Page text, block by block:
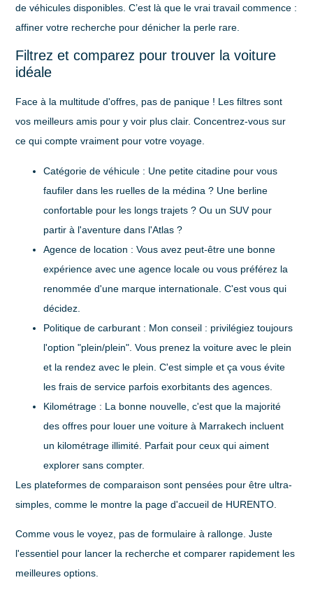
de véhicules disponibles. C’est là que le vrai travail commence :
affiner votre recherche pour dénicher la perle rare.
Filtrez et comparez pour trouver la voiture
idéale
Face à la multitude d'offres, pas de panique ! Les filtres sont
vos meilleurs amis pour y voir plus clair. Concentrez-vous sur
ce qui compte vraiment pour votre voyage.
Catégorie de véhicule : Une petite citadine pour vous
faufiler dans les ruelles de la médina ? Une berline
confortable pour les longs trajets ? Ou un SUV pour
partir à l'aventure dans l'Atlas ?
Agence de location : Vous avez peut-être une bonne
expérience avec une agence locale ou vous préférez la
renommée d'une marque internationale. C'est vous qui
décidez.
Politique de carburant : Mon conseil : privilégiez toujours
l'option"plein/plein" . Vous prenez la voiture avec le plein
et la rendez avec le plein. C'est simple et ça vous évite
les frais de service parfois exorbitants des agences.
Kilométrage : La bonne nouvelle, c'est que la majorité
des offres pour louer une voiture à Marrakech incluent
un kilométrage illimité . Parfait pour ceux qui aiment
explorer sans compter.
Les plateformes de comparaison sont pensées pour être ultra-
simples, comme le montre la page d'accueil de HURENTO.
Comme vous le voyez, pas de formulaire à rallonge. Juste
l'essentiel pour lancer la recherche et comparer rapidement les
meilleures options.